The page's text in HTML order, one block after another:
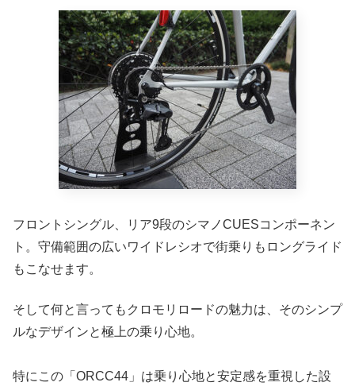
フロントシングル、リア9段のシマノCUESコンポーネン
ト。守備範囲の広いワイドレシオで街乗りもロングライド
もこなせます。
そして何と言ってもクロモリロードの魅力は、そのシンプ
ルなデザインと極上の乗り心地。
特にこの「ORCC44」は乗り心地と安定感を重視した設